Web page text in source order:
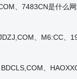
、7483CN是什么
、M6:CC、
、